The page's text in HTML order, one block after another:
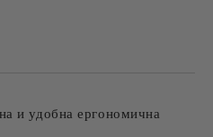
и удобна ергономична